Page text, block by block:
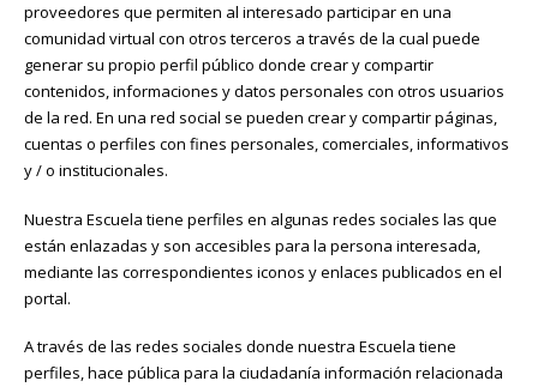
proveedores que permiten al interesado participar en una
comunidad virtual con otros terceros a través de la cual puede
generar su propio perfil público donde crear y compartir
contenidos, informaciones y datos personales con otros usuarios
de la red. En una red social se pueden crear y compartir páginas,
cuentas o perfiles con fines personales, comerciales, informativos
y / o institucionales.
Nuestra Escuela tiene perfiles en algunas redes sociales las que
están enlazadas y son accesibles para la persona interesada,
mediante las correspondientes iconos y enlaces publicados en el
portal.
A través de las redes sociales donde nuestra Escuela tiene
perfiles, hace pública para la ciudadanía información relacionada